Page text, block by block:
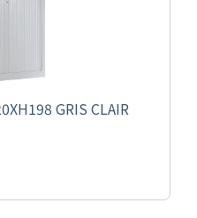
GRIS CLAIR